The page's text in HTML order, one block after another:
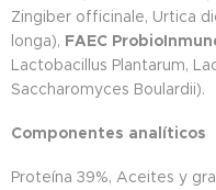
Zingiber officinale, Urtica
longa), FAEC
Lactobacillus Plantarum,
Saccharomyces Boulardii).
Componentes analíticos
Proteína 39%, Aceites y